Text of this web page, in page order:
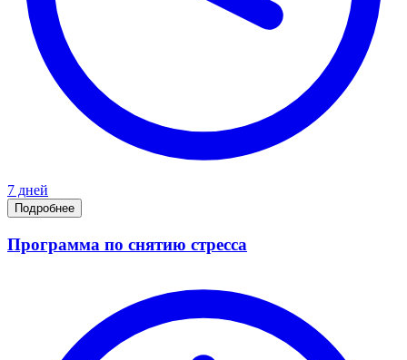
7 дней
Подробнее
Программа по снятию стресса